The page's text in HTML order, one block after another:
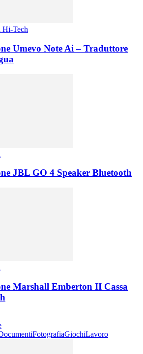
Hi-Tech
Umevo Note Ai – Traduttore
JBL GO 4 Speaker Bluetooth
Marshall Emberton II Cassa
FotografiaGiochiLavoro